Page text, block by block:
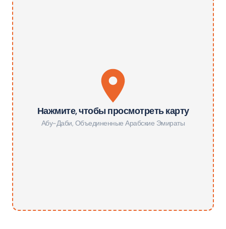
Нажмите, чтобы просмотреть карту
Абу-Даби, Объединенные Арабские Эмираты